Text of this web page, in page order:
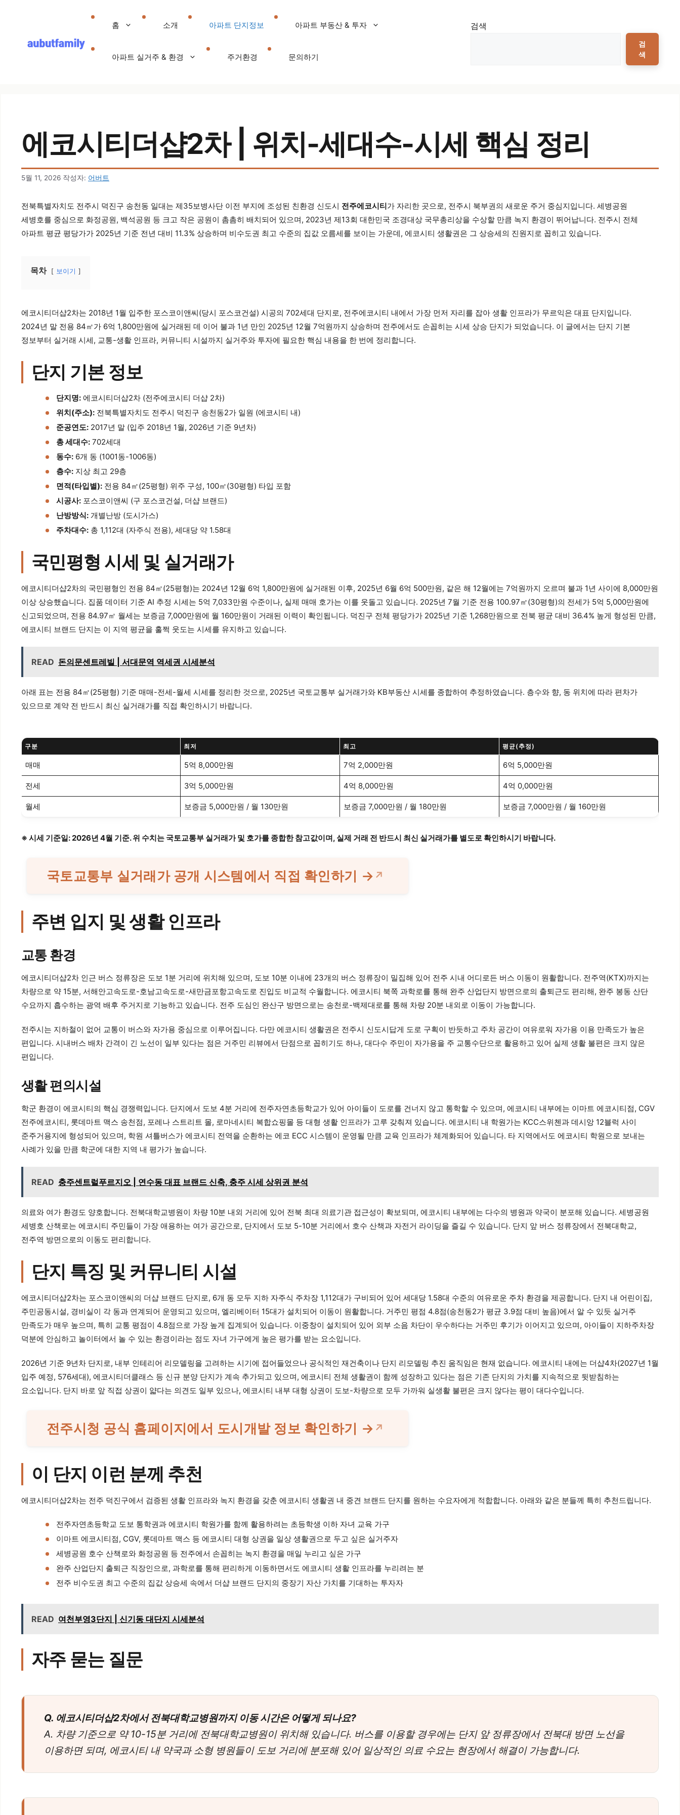
홈 소개 아파트 단지정보 아파트 부동산 & 투자
아파트 실거주 & 환경 주거환경 문의하기
검색
검
색
에코시티더샵2차 | 위치-세대수-시세 핵심 정리
5월 11, 2026 작성자: 어버트
전북특별자치도 전주시 덕진구 송천동 일대는 제35보병사단 이전 부지에 조성된 친환경 신도시 전주에코시티가 자리한 곳으로, 전주시 북부권의 새로운 주거 중심지입니다. 세병공원
세병호를 중심으로 화정공원, 백석공원 등 크고 작은 공원이 촘촘히 배치되어 있으며, 2023년 제13회 대한민국 조경대상 국무총리상을 수상할 만큼 녹지 환경이 뛰어납니다. 전주시 전체
아파트 평균 평당가가 2025년 기준 전년 대비 11.3% 상승하며 비수도권 최고 수준의 집값 오름세를 보이는 가운데, 에코시티 생활권은 그 상승세의 진원지로 꼽히고 있습니다.
목차 보이기
에코시티더샵2차는 2018년 1월 입주한 포스코이앤씨(당시 포스코건설) 시공의 702세대 단지로, 전주에코시티 내에서 가장 먼저 자리를 잡아 생활 인프라가 무르익은 대표 단지입니다.
2024년 말 전용 84㎡가 6억 1,800만원에 실거래된 데 이어 불과 1년 만인 2025년 12월 7억원까지 상승하며 전주에서도 손꼽히는 시세 상승 단지가 되었습니다. 이 글에서는 단지 기본
정보부터 실거래 시세, 교통-생활 인프라, 커뮤니티 시설까지 실거주와 투자에 필요한 핵심 내용을 한 번에 정리합니다.
단지 기본 정보
단지명: 에코시티더샵2차 (전주에코시티 더샵 2차)
위치(주소): 전북특별자치도 전주시 덕진구 송천동2가 일원 (에코시티 내)
준공연도: 2017년 말 (입주 2018년 1월, 2026년 기준 9년차)
총 세대수: 702세대
동수: 6개 동 (1001동-1006동)
층수: 지상 최고 29층
면적(타입별): 전용 84㎡(25평형) 위주 구성, 100㎡(30평형) 타입 포함
시공사: 포스코이앤씨 (구 포스코건설, 더샵 브랜드)
난방방식: 개별난방 (도시가스)
주차대수: 총 1,112대 (자주식 전용), 세대당 약 1.58대
국민평형 시세 및 실거래가
에코시티더샵2차의 국민평형인 전용 84㎡(25평형)는 2024년 12월 6억 1,800만원에 실거래된 이후, 2025년 6월 6억 500만원, 같은 해 12월에는 7억원까지 오르며 불과 1년 사이에 8,000만원
이상 상승했습니다. 집품 데이터 기준 AI 추정 시세는 5억 7,033만원 수준이나, 실제 매매 호가는 이를 웃돌고 있습니다. 2025년 7월 기준 전용 100.97㎡(30평형)의 전세가 5억 5,000만원에
신고되었으며, 전용 84.97㎡ 월세는 보증금 7,000만원에 월 160만원이 거래된 이력이 확인됩니다. 덕진구 전체 평당가가 2025년 기준 1,268만원으로 전북 평균 대비 36.4% 높게 형성된 만큼,
에코시티 브랜드 단지는 이 지역 평균을 훌쩍 웃도는 시세를 유지하고 있습니다.
READ 돈의문센트레빌 | 서대문역 역세권 시세분석
아래 표는 전용 84㎡(25평형) 기준 매매-전세-월세 시세를 정리한 것으로, 2025년 국토교통부 실거래가와 KB부동산 시세를 종합하여 추정하였습니다. 층수와 향, 동 위치에 따라 편차가
있으므로 계약 전 반드시 최신 실거래가를 직접 확인하시기 바랍니다.
구분 최저 최고 평균(추정)
매매 5억 8,000만원 7억 2,000만원 6억 5,000만원
전세 3억 5,000만원 4억 8,000만원 4억 0,000만원
월세 보증금 5,000만원 / 월 130만원 보증금 7,000만원 / 월 180만원 보증금 7,000만원 / 월 160만원
※ 시세 기준일: 2026년 4월 기준. 위 수치는 국토교통부 실거래가 및 호가를 종합한 참고값이며, 실제 거래 전 반드시 최신 실거래가를 별도로 확인하시기 바랍니다.
국토교통부 실거래가 공개 시스템에서 직접 확인하기 →
주변 입지 및 생활 인프라
교통 환경
에코시티더샵2차 인근 버스 정류장은 도보 1분 거리에 위치해 있으며, 도보 10분 이내에 23개의 버스 정류장이 밀집해 있어 전주 시내 어디로든 버스 이동이 원활합니다. 전주역(KTX)까지는
차량으로 약 15분, 서해안고속도로-호남고속도로-새만금포항고속도로 진입도 비교적 수월합니다. 에코시티 북쪽 과학로를 통해 완주 산업단지 방면으로의 출퇴근도 편리해, 완주 봉동 산단
수요까지 흡수하는 광역 배후 주거지로 기능하고 있습니다. 전주 도심인 완산구 방면으로는 송천로-백제대로를 통해 차량 20분 내외로 이동이 가능합니다.
전주시는 지하철이 없어 교통이 버스와 자가용 중심으로 이루어집니다. 다만 에코시티 생활권은 전주시 신도시답게 도로 구획이 반듯하고 주차 공간이 여유로워 자가용 이용 만족도가 높은
편입니다. 시내버스 배차 간격이 긴 노선이 일부 있다는 점은 거주민 리뷰에서 단점으로 꼽히기도 하나, 대다수 주민이 자가용을 주 교통수단으로 활용하고 있어 실제 생활 불편은 크지 않은
편입니다.
생활 편의시설
학군 환경이 에코시티의 핵심 경쟁력입니다. 단지에서 도보 4분 거리에 전주자연초등학교가 있어 아이들이 도로를 건너지 않고 통학할 수 있으며, 에코시티 내부에는 이마트 에코시티점, CGV
전주에코시티, 롯데마트 맥스 송천점, 포레나 스트리트 몰, 로마네시티 복합쇼핑몰 등 대형 생활 인프라가 고루 갖춰져 있습니다. 에코시티 내 학원가는 KCC스위첸과 데시앙 12블럭 사이
준주거용지에 형성되어 있으며, 학원 셔틀버스가 에코시티 전역을 순환하는 에코 ECC 시스템이 운영될 만큼 교육 인프라가 체계화되어 있습니다. 타 지역에서도 에코시티 학원으로 보내는
사례가 있을 만큼 학군에 대한 지역 내 평가가 높습니다.
READ 충주센트럴푸르지오 | 연수동 대표 브랜드 신축, 충주 시세 상위권 분석
의료와 여가 환경도 양호합니다. 전북대학교병원이 차량 10분 내외 거리에 있어 전북 최대 의료기관 접근성이 확보되며, 에코시티 내부에는 다수의 병원과 약국이 분포해 있습니다. 세병공원
세병호 산책로는 에코시티 주민들이 가장 애용하는 여가 공간으로, 단지에서 도보 5-10분 거리에서 호수 산책과 자전거 라이딩을 즐길 수 있습니다. 단지 앞 버스 정류장에서 전북대학교,
전주역 방면으로의 이동도 편리합니다.
단지 특징 및 커뮤니티 시설
에코시티더샵2차는 포스코이앤씨의 더샵 브랜드 단지로, 6개 동 모두 지하 자주식 주차장 1,112대가 구비되어 있어 세대당 1.58대 수준의 여유로운 주차 환경을 제공합니다. 단지 내 어린이집,
주민공동시설, 경비실이 각 동과 연계되어 운영되고 있으며, 엘리베이터 15대가 설치되어 이동이 원활합니다. 거주민 평점 4.8점(송천동2가 평균 3.9점 대비 높음)에서 알 수 있듯 실거주
만족도가 매우 높으며, 특히 교통 평점이 4.8점으로 가장 높게 집계되어 있습니다. 이중창이 설치되어 있어 외부 소음 차단이 우수하다는 거주민 후기가 이어지고 있으며, 아이들이 지하주차장
덕분에 안심하고 놀이터에서 놀 수 있는 환경이라는 점도 자녀 가구에게 높은 평가를 받는 요소입니다.
2026년 기준 9년차 단지로, 내부 인테리어 리모델링을 고려하는 시기에 접어들었으나 공식적인 재건축이나 단지 리모델링 추진 움직임은 현재 없습니다. 에코시티 내에는 더샵4차(2027년 1월
입주 예정, 576세대), 에코시티더클래스 등 신규 분양 단지가 계속 추가되고 있으며, 에코시티 전체 생활권이 함께 성장하고 있다는 점은 기존 단지의 가치를 지속적으로 뒷받침하는
요소입니다. 단지 바로 앞 직접 상권이 얇다는 의견도 일부 있으나, 에코시티 내부 대형 상권이 도보-차량으로 모두 가까워 실생활 불편은 크지 않다는 평이 대다수입니다.
전주시청 공식 홈페이지에서 도시개발 정보 확인하기 →
이 단지 이런 분께 추천
에코시티더샵2차는 전주 덕진구에서 검증된 생활 인프라와 녹지 환경을 갖춘 에코시티 생활권 내 중견 브랜드 단지를 원하는 수요자에게 적합합니다. 아래와 같은 분들께 특히 추천드립니다.
전주자연초등학교 도보 통학권과 에코시티 학원가를 함께 활용하려는 초등학생 이하 자녀 교육 가구
이마트 에코시티점, CGV, 롯데마트 맥스 등 에코시티 대형 상권을 일상 생활권으로 두고 싶은 실거주자
세병공원 호수 산책로와 화정공원 등 전주에서 손꼽히는 녹지 환경을 매일 누리고 싶은 가구
완주 산업단지 출퇴근 직장인으로, 과학로를 통해 편리하게 이동하면서도 에코시티 생활 인프라를 누리려는 분
전주 비수도권 최고 수준의 집값 상승세 속에서 더샵 브랜드 단지의 중장기 자산 가치를 기대하는 투자자
READ 여천부영3단지 | 신기동 대단지 시세분석
자주 묻는 질문
Q. 에코시티더샵2차에서 전북대학교병원까지 이동 시간은 어떻게 되나요?
A. 차량 기준으로 약 10-15분 거리에 전북대학교병원이 위치해 있습니다. 버스를 이용할 경우에는 단지 앞 정류장에서 전북대 방면 노선을
이용하면 되며, 에코시티 내 약국과 소형 병원들이 도보 거리에 분포해 있어 일상적인 의료 수요는 현장에서 해결이 가능합니다.